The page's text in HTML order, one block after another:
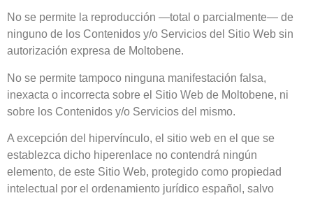
No se permite la reproducción —total o parcialmente— de
ninguno de los Contenidos y/o Servicios del Sitio Web sin
autorización expresa de Moltobene.
No se permite tampoco ninguna manifestación falsa,
inexacta o incorrecta sobre el Sitio Web de Moltobene, ni
sobre los Contenidos y/o Servicios del mismo.
A excepción del hipervínculo, el sitio web en el que se
establezca dicho hiperenlace no contendrá ningún
elemento, de este Sitio Web, protegido como propiedad
intelectual por el ordenamiento jurídico español, salvo